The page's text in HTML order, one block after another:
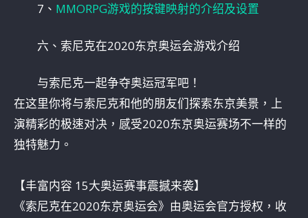
7、 MMORPG游戏的按键映射的介绍及设置
六、索尼克在2020东京奥运会游戏介绍
与索尼克一起争夺奥运冠军吧！
在这里你将与索尼克和他的朋友们探索东京美景，上
演精彩的极速对决，感受2020东京奥运赛场不一样的
独特魅力。
【丰富内容 15大奥运赛事震撼来袭】
《索尼克在2020东京奥运会》由奥运会官方授权，收